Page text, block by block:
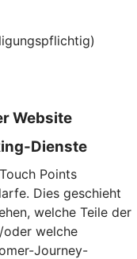
Website
Dienste
Points
Dies geschieht
welche Teile der
oder welche
Journey-